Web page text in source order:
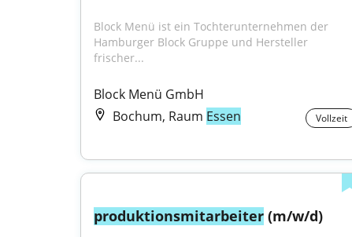
Block Menü ist ein Tochterunternehmen der
Hamburger Block Gruppe und Hersteller
frischer...
Block Menü GmbH
Bochum, Raum Essen Vollzeit
produktionsmitarbeiter (m/w/d)